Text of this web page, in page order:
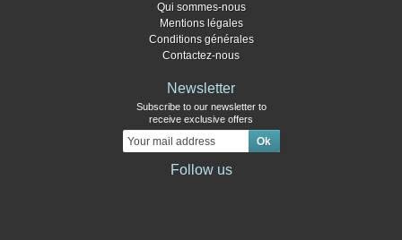
Qui sommes-nous
Mentions légales
Conditions générales
Contactez-nous
Newsletter
Subscribe to our newsletter to
receive exclusive offers
Follow us